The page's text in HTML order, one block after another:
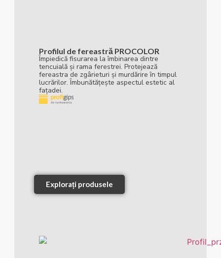
Profilul de fereastră PROCOLOR
Împiedică fisurarea la îmbinarea dintre
tencuială și rama ferestrei. Protejează
fereastra de zgârieturi și murdărire în timpul
lucrărilor. Îmbunătățește aspectul estetic al
fațadei.
Explorați produsele